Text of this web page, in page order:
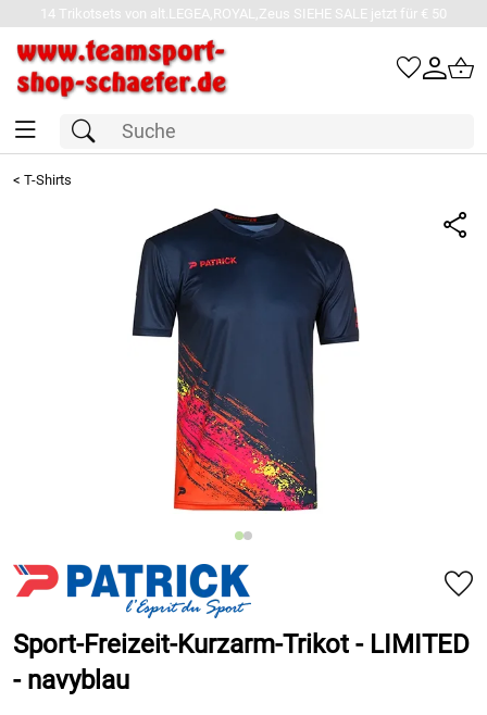
14 Trikotsets von alt.LEGEA,ROYAL,Zeus SIEHE SALE jetzt für € 50
< T-Shirts
Sport-Freizeit-Kurzarm-Trikot - LIMITED
- navyblau